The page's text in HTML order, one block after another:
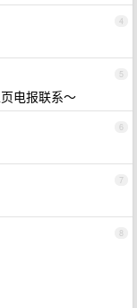
4
5
电报联系～
6
7
8